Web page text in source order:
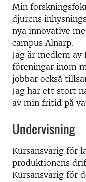
Min
djurens
nya innovative
campus Alnarp.
Jag är medlem
föreningar inom
jobbar också
Jag har ett stort
av min fritid på
Undervisning
Kursansvarig för
produktionens
Kursansvarig för